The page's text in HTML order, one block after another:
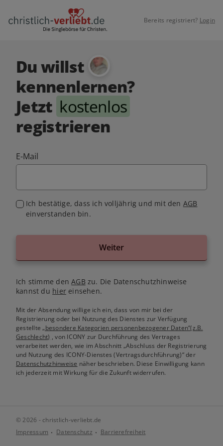
Bereits registriert? Login
Du willst
kennenlernen?
Jetzt kostenlos
registrieren
E-Mail
Ich bestätige, dass ich volljährig und mit den AGB
einverstanden bin.
Weiter
Ich stimme denAGB zu. Die Datenschutzhinweise
kannst du hiereinsehen.
Mit der Absendung willige ich ein, dass von mir bei der
Registrierung oder bei Nutzung des Dienstes zur Verfügung
gestellte„besondere Kategorien personenbezogener Daten“(z.B.
Geschlecht) , von ICONY zur Durchführung des Vertrages
verarbeitet werden, wie im Abschnitt „Abschluss der Registrierung
und Nutzung des ICONY-Dienstes (Vertragsdurchführung)“ der
Datenschutzhinweise näher beschrieben. Diese Einwilligung kann
ich jederzeit mit Wirkung für die Zukunft widerrufen.
© 2026 - christlich-verliebt.de
Impressum
Datenschutz Barrierefreiheit